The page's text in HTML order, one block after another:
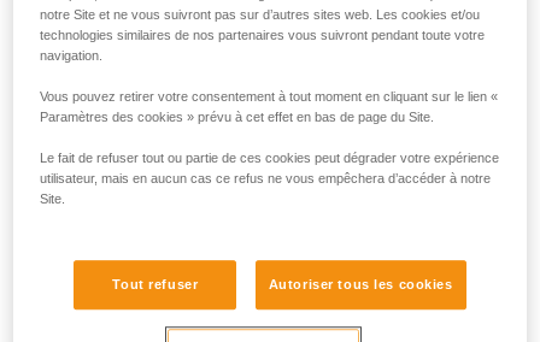
PRÉNOM *
notre Site et ne vous suivront pas sur d’autres sites web. Les cookies et/ou
technologies similaires de nos partenaires vous suivront pendant toute votre
navigation.
Vous pouvez retirer votre consentement à tout moment en cliquant sur le lien «
Paramètres des cookies » prévu à cet effet en bas de page du Site.
Le fait de refuser tout ou partie de ces cookies peut dégrader votre expérience
utilisateur, mais en aucun cas ce refus ne vous empêchera d’accéder à notre
Site.
Tout refuser Autoriser tous les cookies